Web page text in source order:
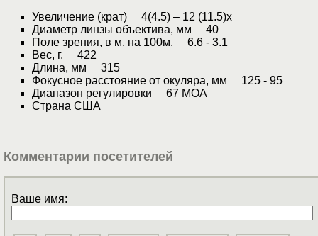
Увеличение (крат) 4(4.5) – 12 (11.5)x
Диаметр линзы объектива, мм 40
Поле зрения, в м. на 100м. 6.6 - 3.1
Вес, г. 422
Длина, мм 315
Фокусное расстояние от окуляра, мм 125 - 95
Диапазон регулировки 67 MOA
Страна США
Комментарии посетителей
Ваше имя: